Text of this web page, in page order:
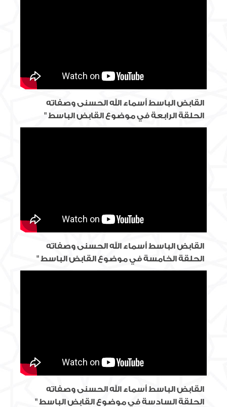
القابض الباسط أسماء الله الحسنى وصفاته
الحلقة الرابعة في موضوع القابض الباسط "
القابض الباسط أسماء الله الحسنى وصفاته
الحلقة الخامسة في موضوع القابض الباسط "
القابض الباسط أسماء الله الحسنى وصفاته
الحلقة السادسة في موضوع القابض الباسط "